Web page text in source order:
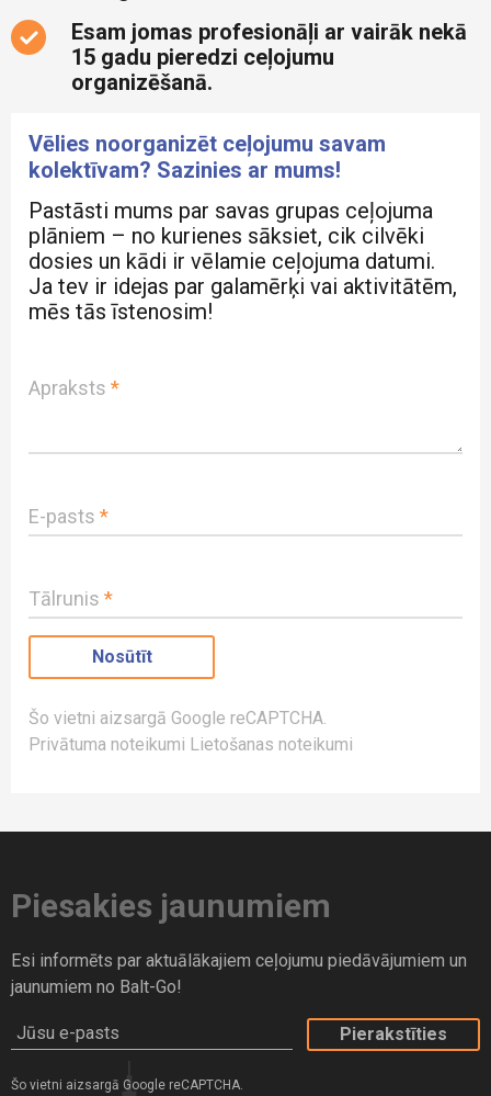
Esam jomas profesionāļi ar vairāk nekā
15 gadu pieredzi ceļojumu
organizēšanā.
Vēlies noorganizēt ceļojumu savam
kolektīvam? Sazinies ar mums!
Pastāsti mums par savas grupas ceļojuma
plāniem – no kurienes sāksiet, cik cilvēki
dosies un kādi ir vēlamie ceļojuma datumi.
Ja tev ir idejas par galamērķi vai aktivitātēm,
mēs tās īstenosim!
Apraksts *
E-pasts *
Tālrunis *
Šo vietni aizsargā Google reCAPTCHA.
Privātuma noteikumi Lietošanas noteikumi
Piesakies jaunumiem
Esi informēts par aktuālākajiem ceļojumu piedāvājumiem un
jaunumiem no Balt-Go!
Jūsu e-pasts
Šo vietni aizsargā Google reCAPTCHA.